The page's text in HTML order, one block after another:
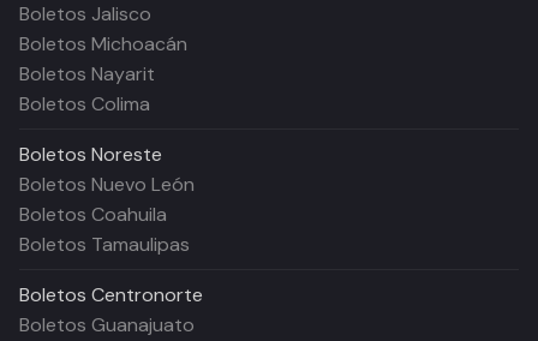
Boletos Jalisco
Boletos Michoacán
Boletos Nayarit
Boletos Colima
Boletos Noreste
Boletos Nuevo León
Boletos Coahuila
Boletos Tamaulipas
Boletos Centronorte
Boletos Guanajuato